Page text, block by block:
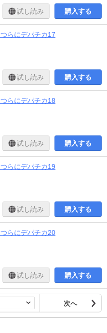
試し読み 購入する
つらにデパチカ17
試し読み 購入する
つらにデパチカ18
試し読み 購入する
つらにデパチカ19
試し読み 購入する
つらにデパチカ20
試し読み 購入する
次へ